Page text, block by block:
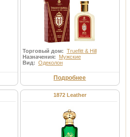
Торговый дом: Truefitt & Hill
Назначения: Мужские
Вид: Одеколон
Подробнее
1872 Leather